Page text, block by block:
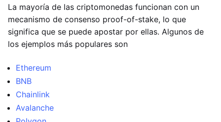
La mayoría de las criptomonedas funcionan con un
mecanismo de consenso proof-of-stake, lo que
significa que se puede apostar por ellas. Algunos de
los ejemplos más populares son
Ethereum
BNB
Chainlink
Avalanche